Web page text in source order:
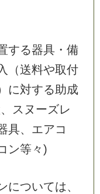
する器具・備
（送料や取付
に対する助成
スヌーズレ
具、エアコ
ン等々)
については、